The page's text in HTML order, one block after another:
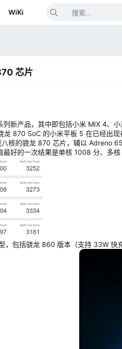
WiKi
芯片
新产品，其中即包括小米 MIX 4、
870 SoC 的小米平板 5 在已经出现
核的骁龙 870 芯片，辅以 Adreno
好的一次结果是单核 1008 分、多核
，包括骁龙 860 版本（支持 33W